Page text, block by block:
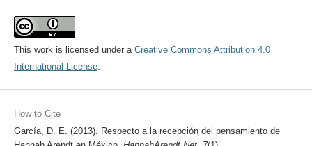
This work is licensed under a Creative Commons Attribution 4.0
International License.
How to Cite
García, D. E. (2013). Respecto a la recepción del pensamiento de